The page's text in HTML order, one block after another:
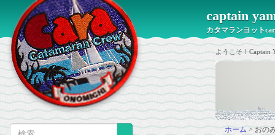
captain
カタマランヨット
ようこそ！Captain
ホーム >おの